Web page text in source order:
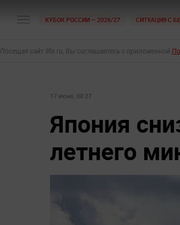
КУБОК РОССИИ — 2026/27 СИТУАЦИЯ С
Посещая сайт life.ru, Вы соглашаетесь с приложенной
17 июня, 08:27
Япония
летнего